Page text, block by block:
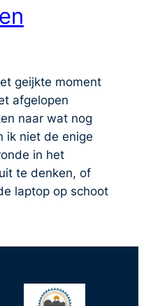
geijkte moment
afgelopen
naar wat nog
ik niet de enige
in het
te denken, of
laptop op schoot